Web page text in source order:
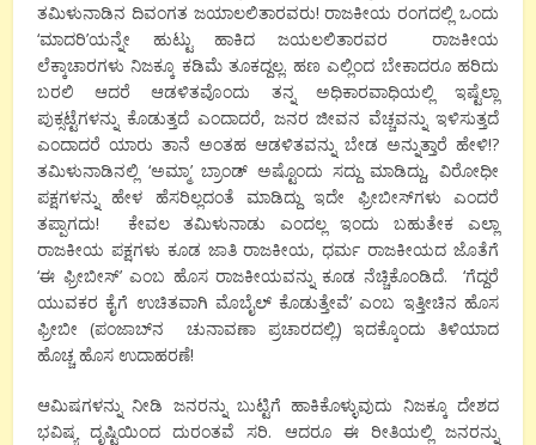
ತಮಿಳುನಾಡಿನ ದಿವಂಗತ ಜಯಾಲಲಿತಾರವರು! ರಾಜಕೀಯ ರಂಗದಲ್ಲಿ ಒಂದು
‘ಮಾದರಿ’ಯನ್ನೇ ಹುಟ್ಟು ಹಾಕಿದ ಜಯಲಲಿತಾರವರ ರಾಜಕೀಯ
ಲೆಕ್ಕಾಚಾರಗಳು ನಿಜಕ್ಕೂ ಕಡಿಮೆ ತೂಕದ್ದಲ್ಲ. ಹಣ ಎಲ್ಲಿಂದ ಬೇಕಾದರೂ ಹರಿದು
ಬರಲಿ ಆದರೆ ಆಡಳಿತವೊಂದು ತನ್ನ ಅಧಿಕಾರವಾಧಿಯಲ್ಲಿ ಇಷ್ಟೆಲ್ಲಾ
ಪುಕ್ಸಟ್ಟೆಗಳನ್ನು ಕೊಡುತ್ತದೆ ಎಂದಾದರೆ, ಜನರ ಜೀವನ ವೆಚ್ಚವನ್ನು ಇಳಿಸುತ್ತದೆ
ಎಂದಾದರೆ ಯಾರು ತಾನೆ ಅಂತಹ ಆಡಳಿತವನ್ನು ಬೇಡ ಅನ್ನುತ್ತಾರೆ ಹೇಳಿ!?
ತಮಿಳುನಾಡಿನಲ್ಲಿ ‘ಅಮ್ಮಾ’ ಬ್ರಾಂಡ್ ಅಷ್ಟೊಂದು ಸದ್ದು ಮಾಡಿದ್ದು, ವಿರೋಧೀ
ಪಕ್ಷಗಳನ್ನು ಹೇಳ ಹೆಸರಿಲ್ಲದಂತೆ ಮಾಡಿದ್ದು ಇದೇ ಫ್ರೀಬೀಸ್‍ಗಳು ಎಂದರೆ
ತಪ್ಪಾಗದು! ಕೇವಲ ತಮಿಳುನಾಡು ಎಂದಲ್ಲ ಇಂದು ಬಹುತೇಕ ಎಲ್ಲಾ
ರಾಜಕೀಯ ಪಕ್ಷಗಳು ಕೂಡ ಜಾತಿ ರಾಜಕೀಯ, ಧರ್ಮ ರಾಜಕೀಯದ ಜೊತೆಗೆ
‘ಈ ಫ್ರೀಬೀಸ್’ ಎಂಬ ಹೊಸ ರಾಜಕೀಯವನ್ನು ಕೂಡ ನೆಚ್ಚಿಕೊಂಡಿದೆ. ‘ಗೆದ್ದರೆ
ಯುವಕರ ಕೈಗೆ ಉಚಿತವಾಗಿ ಮೊಬೈಲ್ ಕೊಡುತ್ತೇವೆ’ ಎಂಬ ಇತ್ತೀಚಿನ ಹೊಸ
ಫ್ರೀಬೀ (ಪಂಜಾಬ್‍ನ ಚುನಾವಣಾ ಪ್ರಚಾರದಲ್ಲಿ) ಇದಕ್ಕೊಂದು ತಿಳಿಯಾದ
ಹೊಚ್ಚ ಹೊಸ ಉದಾಹರಣೆ!
ಆಮಿಷಗಳನ್ನು ನೀಡಿ ಜನರನ್ನು ಬುಟ್ಟಿಗೆ ಹಾಕಿಕೊಳ್ಳುವುದು ನಿಜಕ್ಕೂ ದೇಶದ
ಭವಿಷ್ಯ ದೃಷ್ಟಿಯಿಂದ ದುರಂತವೆ ಸರಿ. ಆದರೂ ಈ ರೀತಿಯಲ್ಲಿ ಜನರನ್ನು